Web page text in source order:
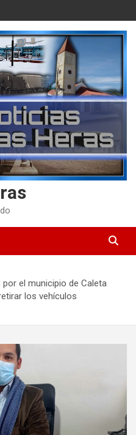
el municipio de Caleta
los vehículos